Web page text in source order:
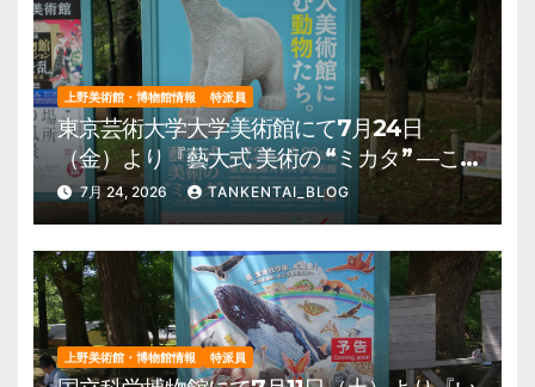
上野美術館・博物館情報 特派員
東京芸術大学大学美術館にて7月24日
（金）より『藝大式 美術の “ミカタ” ―こ
の夏、藝大生になる―』を開催。 上野公
園 美術館・博物館 混雑情報他
7月 24, 2026 TANKENTAI_BLOG
上野美術館・博物館情報 特派員